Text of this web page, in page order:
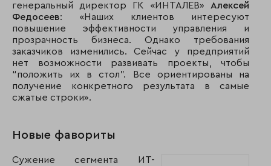
генеральный директор ГК «ИНТАЛЕВ» Алексей
Федосеев: «Наших клиентов интересуют
повышение эффективности управления и
прозрачность бизнеса. Однако требования
заказчиков изменились. Сейчас у предприятий
нет возможности развивать проекты, чтобы
“положить их в стол”. Все ориентированы на
получение конкретного результата в самые
сжатые строки».
Новые фавориты
Сужение сегмента ИТ-